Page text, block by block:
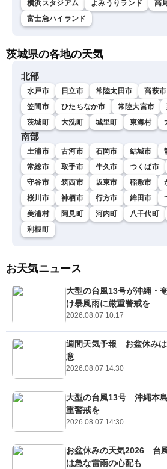
横浜スタジアム よみうりランド
高
富士急ハイランド
茨城県の各地の天気
北部
水戸市 日立市 常陸太田市 高萩市
笠間市
ひたちなか市 常陸大宮市
茨城町
大洗町 城里町 東海村
南部
土浦市 古河市 石岡市 結城市
常総市
取手市 牛久市 つくば市
守谷市
筑西市 坂東市 稲敷市
桜川市
神栖市 行方市 鉾田市
美浦村
阿見町 河内町 八千代町
利根町
お天気ニュース
大型の台風13号が沖縄・
け暴風雨に厳重警戒を
2026.08.07 10:17
週間天気予報 お盆休み
意
2026.08.07 14:30
大型の台風13号 沖縄本
重警戒を
2026.08.07 14:30
お盆休みの天気2026 台
は急な雷雨の心配も